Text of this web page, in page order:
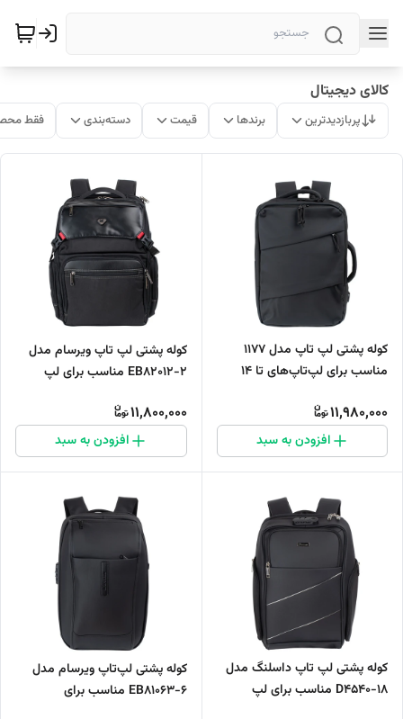
کالای دیجیتال
پربازدیدترین برندها قیمت دسته‌بندی فقط
کوله پشتی لپ تاپ مدل 1177
مناسب برای لپ‌تاپ‌های تا 14
11,980,000
افزودن به سبد
کوله پشتی لپ تاپ ویرسام مدل
EB82012-2 مناسب برای لپ
11,800,000
افزودن به سبد
کوله پشتی لپ تاپ داسلنگ مدل
D4540-18 مناسب برای لپ
کوله پشتی لپ‌تاپ ویرسام مدل
EB81063-6 مناسب برای